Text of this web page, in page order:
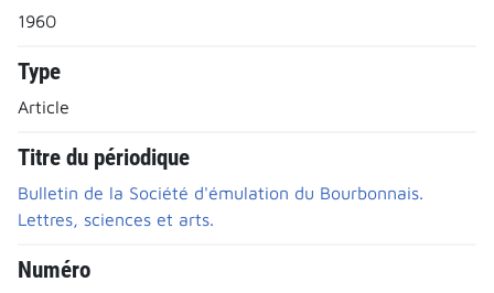
1960
Type
Article
Titre du périodique
Bulletin de la Société d'émulation du Bourbonnais.
Lettres, sciences et arts.
Numéro